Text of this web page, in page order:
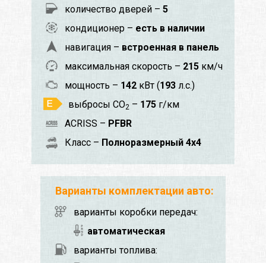
количество дверей – 5
кондиционер – есть в наличии
навигация – встроенная в панель
максимальная скорость – 215 км/ч
мощность – 142 кВт (193 л.с.)
выбросы CO2 – 175 г/км
ACRISS – PFBR
Класс – Полноразмерный 4x4
Варианты комплектации авто:
варианты коробки передач:
автоматическая
варианты топлива: